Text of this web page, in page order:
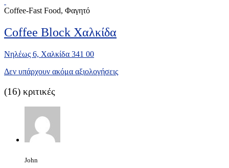
Coffee-Fast Food, Φαγητό
Coffee Block Χαλκίδα
Νηλέως 6, Χαλκίδα 341 00
Δεν υπάρχουν ακόμα αξιολογήσεις
(16) κριτικές
John